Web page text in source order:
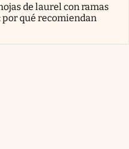
de laurel con ramas
por qué recomiendan